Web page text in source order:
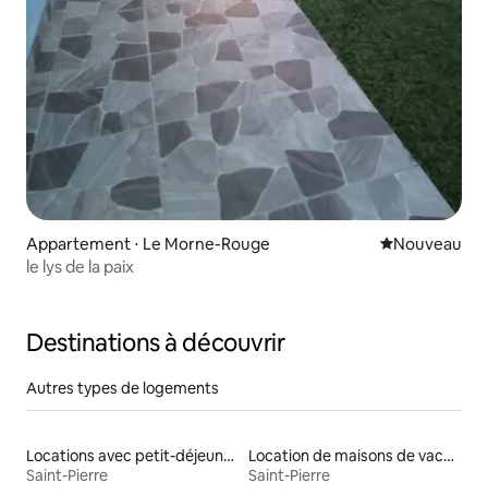
Appartement ⋅ Le Morne-Rouge Nouvel
Nouveau
le lys de la paix
Destinations à découvrir
Autres types de logements
Locations avec petit-déjeuner
Saint-Pierre
Location de maisons de vacances
Saint-Pierre